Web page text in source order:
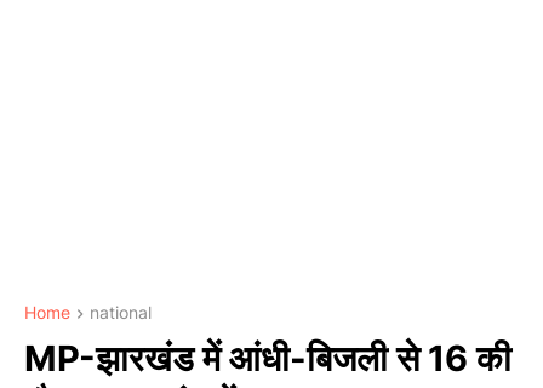
Home national
MP-झारखंड में आंधी-बिजली से 16 की